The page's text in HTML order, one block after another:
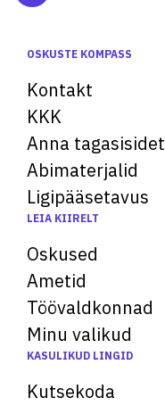
OSKUSTE KOMPASS
Kontakt
KKK
Anna tagasisidet
Abimaterjalid
Ligipääsetavus
LEIA KIIRELT
Oskused
Ametid
Töövaldkonnad
Minu valikud
KASULIKUD LINGID
Kutsekoda